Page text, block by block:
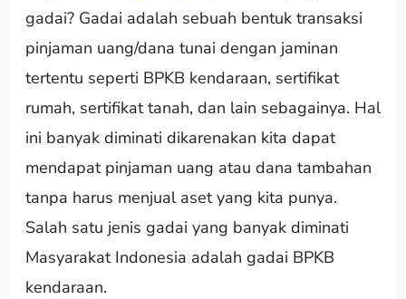
gadai? Gadai adalah sebuah bentuk transaksi
pinjaman uang/dana tunai dengan jaminan
tertentu seperti BPKB kendaraan, sertifikat
rumah, sertifikat tanah, dan lain sebagainya. Hal
ini banyak diminati dikarenakan kita dapat
mendapat pinjaman uang atau dana tambahan
tanpa harus menjual aset yang kita punya.
Salah satu jenis gadai yang banyak diminati
Masyarakat Indonesia adalah gadai BPKB
kendaraan.